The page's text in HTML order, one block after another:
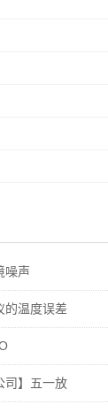
噪声
的温度误差
司】五一放